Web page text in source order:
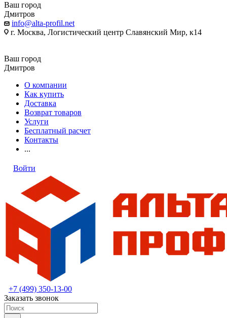
Ваш город
Дмитров
info@alta-profil.net
г. Москва, Логистический центр Славянский Мир, к14
Ваш город
Дмитров
О компании
Как купить
Доставка
Возврат товаров
Услуги
Бесплатный расчет
Контакты
...
Войти
+7 (499) 350-13-00
Заказать звонок